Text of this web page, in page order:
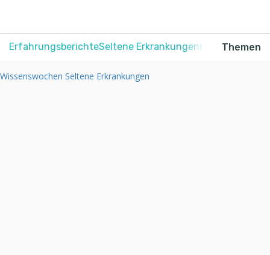
ErfahrungsberichteSeltene ErkrankungenKrebsThemen
Wissenswochen Seltene Erkrankungen